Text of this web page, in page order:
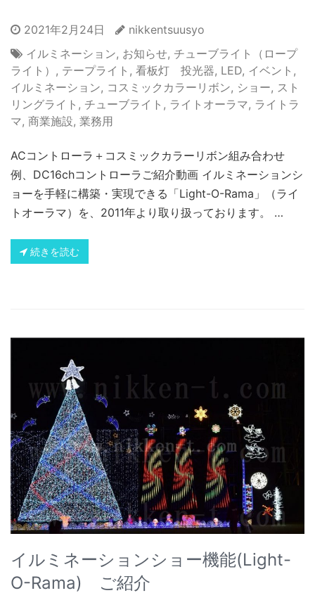
2021年2月24日
nikkentsuusyo
イルミネーション, お知らせ, チューブライト（ロープ
ライト） , テープライト , 看板灯 投光器, LED, イベント ,
イルミネーション, コスミックカラーリボン, ショー, スト
リングライト , チューブライト , ライトオーラマ, ライトラ
マ, 商業施設, 業務用
ACコントローラ＋コスミックカラーリボン組み合わせ
例、DC16chコントローラご紹介動画 イルミネーションシ
ョーを手軽に構築・実現できる「Light-O-Rama」（ライ
トオーラマ）を、2011年より取り扱っております。 …
続きを読む
イルミネーションショー機能(Light-
O-Rama) ご紹介